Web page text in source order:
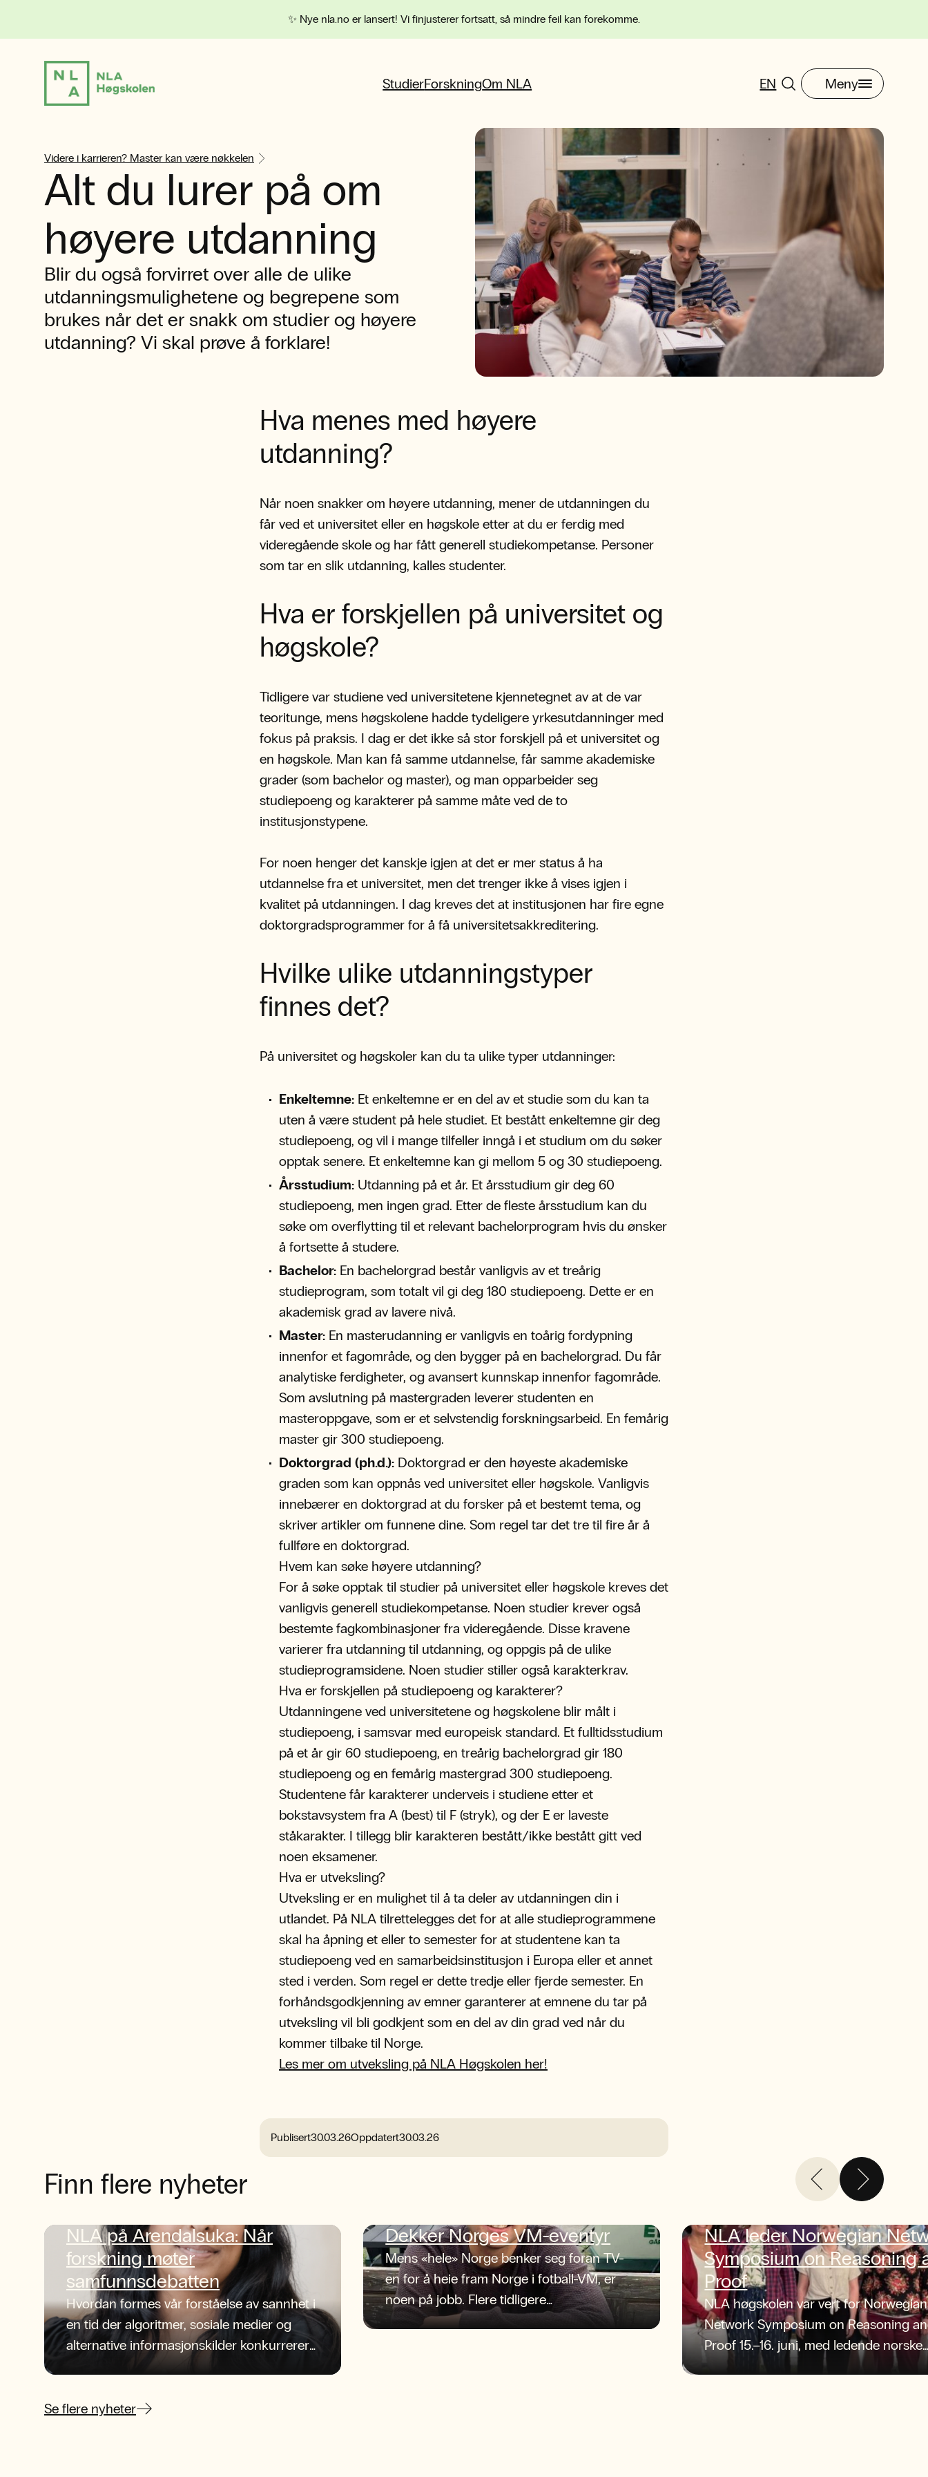
✨ Nye nla.no er lansert! Vi finjusterer fortsatt, så mindre feil kan forekomme.
StudierForskningOm NLA EN Meny
Videre i karrieren? Master kan være nøkkelen
Alt du lurer på om
høyere utdanning
Blir du også forvirret over alle de ulike
utdanningsmulighetene og begrepene som
brukes når det er snakk om studier og høyere
utdanning? Vi skal prøve å forklare!
Hva menes med høyere
utdanning?
Når noen snakker om høyere utdanning, mener de utdanningen du
får ved et universitet eller en høgskole etter at du er ferdig med
videregående skole og har fått generell studiekompetanse. Personer
som tar en slik utdanning, kalles studenter.
Hva er forskjellen på universitet og
høgskole?
Tidligere var studiene ved universitetene kjennetegnet av at de var
teoritunge, mens høgskolene hadde tydeligere yrkesutdanninger med
fokus på praksis. I dag er det ikke så stor forskjell på et universitet og
en høgskole. Man kan få samme utdannelse, får samme akademiske
grader (som bachelor og master), og man opparbeider seg
studiepoeng og karakterer på samme måte ved de to
institusjonstypene.
For noen henger det kanskje igjen at det er mer status å ha
utdannelse fra et universitet, men det trenger ikke å vises igjen i
kvalitet på utdanningen. I dag kreves det at institusjonen har fire egne
doktorgradsprogrammer for å få universitetsakkreditering.
Hvilke ulike utdanningstyper
finnes det?
På universitet og høgskoler kan du ta ulike typer utdanninger:
Enkeltemne: Et enkeltemne er en del av et studie som du kan ta
uten å være student på hele studiet. Et bestått enkeltemne gir deg
studiepoeng, og vil i mange tilfeller inngå i et studium om du søker
opptak senere. Et enkeltemne kan gi mellom 5 og 30 studiepoeng.
Årsstudium: Utdanning på et år. Et årsstudium gir deg 60
studiepoeng, men ingen grad. Etter de fleste årsstudium kan du
søke om overflytting til et relevant bachelorprogram hvis du ønsker
å fortsette å studere.
Bachelor: En bachelorgrad består vanligvis av et treårig
studieprogram, som totalt vil gi deg 180 studiepoeng. Dette er en
akademisk grad av lavere nivå.
Master: En masterudanning er vanligvis en toårig fordypning
innenfor et fagområde, og den bygger på en bachelorgrad. Du får
analytiske ferdigheter, og avansert kunnskap innenfor fagområde.
Som avslutning på mastergraden leverer studenten en
masteroppgave, som er et selvstendig forskningsarbeid. En femårig
master gir 300 studiepoeng.
Doktorgrad (ph.d.): Doktorgrad er den høyeste akademiske
graden som kan oppnås ved universitet eller høgskole. Vanligvis
innebærer en doktorgrad at du forsker på et bestemt tema, og
skriver artikler om funnene dine. Som regel tar det tre til fire år å
fullføre en doktorgrad.
Hvem kan søke høyere utdanning?
For å søke opptak til studier på universitet eller høgskole kreves det
vanligvis generell studiekompetanse. Noen studier krever også
bestemte fagkombinasjoner fra videregående. Disse kravene
varierer fra utdanning til utdanning, og oppgis på de ulike
studieprogramsidene. Noen studier stiller også karakterkrav.
Hva er forskjellen på studiepoeng og karakterer?
Utdanningene ved universitetene og høgskolene blir målt i
studiepoeng, i samsvar med europeisk standard. Et fulltidsstudium
på et år gir 60 studiepoeng, en treårig bachelorgrad gir 180
studiepoeng og en femårig mastergrad 300 studiepoeng.
Studentene får karakterer underveis i studiene etter et
bokstavsystem fra A (best) til F (stryk), og der E er laveste
ståkarakter. I tillegg blir karakteren bestått/ikke bestått gitt ved
noen eksamener.
Hva er utveksling?
Utveksling er en mulighet til å ta deler av utdanningen din i
utlandet. På NLA tilrettelegges det for at alle studieprogrammene
skal ha åpning et eller to semester for at studentene kan ta
studiepoeng ved en samarbeidsinstitusjon i Europa eller et annet
sted i verden. Som regel er dette tredje eller fjerde semester. En
forhåndsgodkjenning av emner garanterer at emnene du tar på
utveksling vil bli godkjent som en del av din grad ved når du
kommer tilbake til Norge.
Les mer om utveksling på NLA Høgskolen her!
Publisert30.03.26Oppdatert30.03.26
Finn flere nyheter
NLA på Arendalsuka: Når
forskning møter
samfunnsdebatten
Hvordan formes vår forståelse av sannhet i
en tid der algoritmer, sosiale medier og
alternative informasjonskilder konkurrerer
om oppmerksomheten?
Dekker Norges VM-eventyr
Mens «hele» Norge benker seg foran TV-
en for å heie fram Norge i fotball-VM, er
noen på jobb. Flere tidligere
journaliststudenter ved NLA Høgskolen
NLA leder Norwegian
Symposium on Reasoning
Proof
NLA høgskolen var vert for Norwegian
Network Symposium on Reasoning
Proof 15.–16. juni, med ledende norske
forskere og sterke faglige diskusjoner.
Se flere nyheter